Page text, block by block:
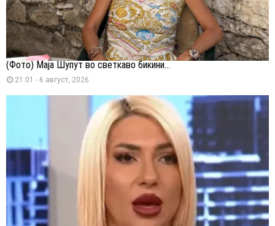
(Фото) Маја Шупут во светкаво бикини...
21:01 - 6 август, 2026